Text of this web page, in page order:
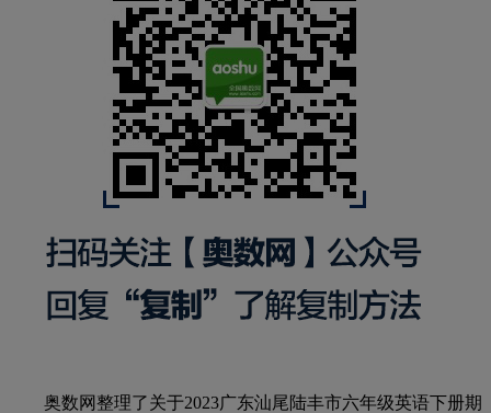
奥数网整理了关于2023广东汕尾陆丰市六年级英语下册期